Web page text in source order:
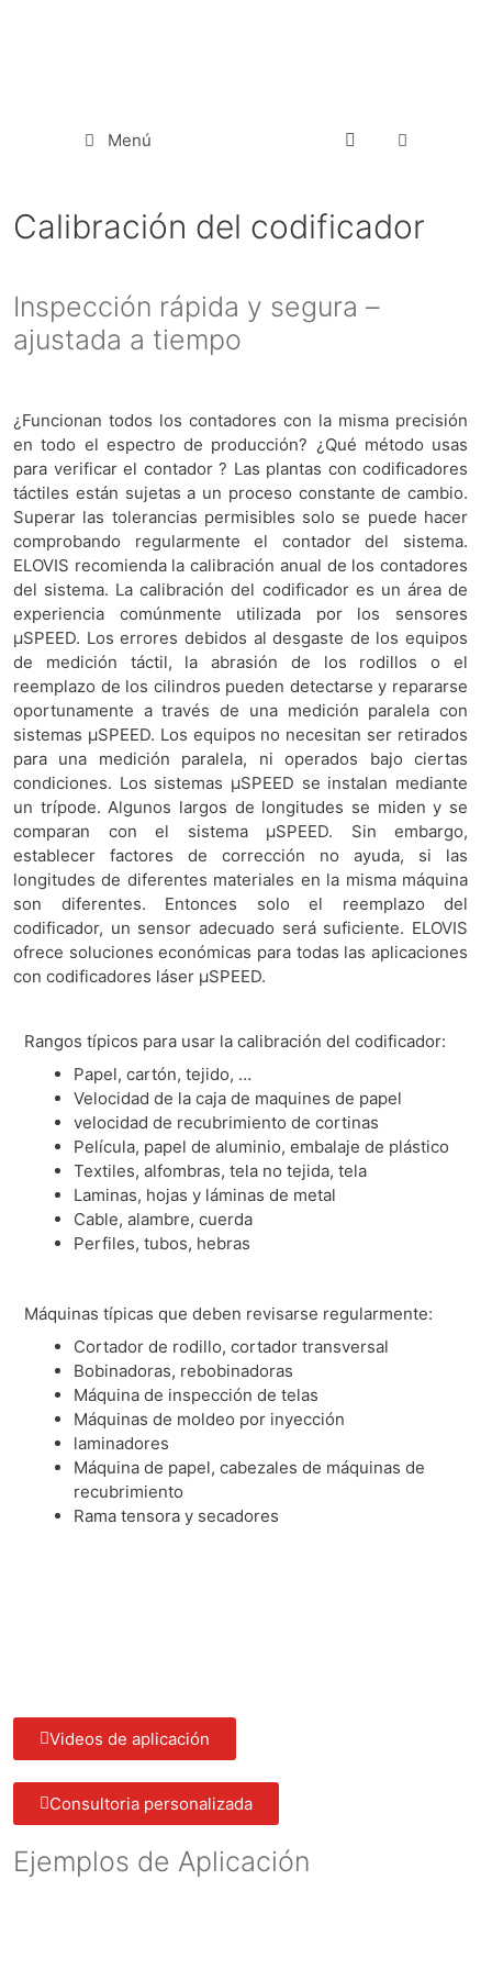
Menú
Calibración del codificador
Inspección rápida y segura –
ajustada a tiempo
¿Funcionan todos los contadores con la misma precisión
en todo el espectro de producción? ¿Qué método usas
para verificar el contador ? Las plantas con codificadores
táctiles están sujetas a un proceso constante de cambio.
Superar las tolerancias permisibles solo se puede hacer
comprobando regularmente el contador del sistema.
ELOVIS recomienda la calibración anual de los contadores
del sistema. La calibración del codificador es un área de
experiencia comúnmente utilizada por los sensores
μSPEED. Los errores debidos al desgaste de los equipos
de medición táctil, la abrasión de los rodillos o el
reemplazo de los cilindros pueden detectarse y repararse
oportunamente a través de una medición paralela con
sistemas μSPEED. Los equipos no necesitan ser retirados
para una medición paralela, ni operados bajo ciertas
condiciones. Los sistemas μSPEED se instalan mediante
un trípode. Algunos largos de longitudes se miden y se
comparan con el sistema μSPEED. Sin embargo,
establecer factores de corrección no ayuda, si las
longitudes de diferentes materiales en la misma máquina
son diferentes. Entonces solo el reemplazo del
codificador, un sensor adecuado será suficiente. ELOVIS
ofrece soluciones económicas para todas las aplicaciones
con codificadores láser μSPEED.
Rangos típicos para usar la calibración del codificador:
Papel, cartón, tejido, …
Velocidad de la caja de maquines de papel
velocidad de recubrimiento de cortinas
Película, papel de aluminio, embalaje de plástico
Textiles, alfombras, tela no tejida, tela
Laminas, hojas y láminas de metal
Cable, alambre, cuerda
Perfiles, tubos, hebras
Máquinas típicas que deben revisarse regularmente:
Cortador de rodillo, cortador transversal
Bobinadoras, rebobinadoras
Máquina de inspección de telas
Máquinas de moldeo por inyección
laminadores
Máquina de papel, cabezales de máquinas de
recubrimiento
Rama tensora y secadores
Videos de aplicación
Consultoria personalizada
Ejemplos de Aplicación